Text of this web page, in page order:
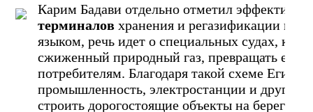
Карим Бадави отдельно отметил
терминалов хранения и регазификации
языком, речь идет о специальных судах,
сжиженный природный газ, превращать его
потребителям. Благодаря такой схеме
промышленность, электростанции и другие
строить дорогостоящие объекты на берегу.